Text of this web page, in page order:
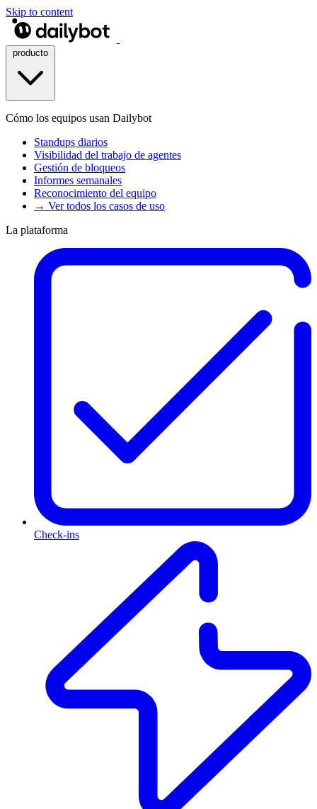
Skip to content
Cómo los equipos usan Dailybot
Standups diarios
Visibilidad del trabajo de agentes
Gestión de bloqueos
Informes semanales
Reconocimiento del equipo
→ Ver todos los casos de uso
La plataforma
Check-ins